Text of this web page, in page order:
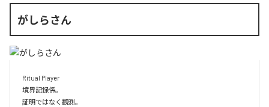
がしらさん
Ritual Player
境界記録係。
証明ではなく観測。